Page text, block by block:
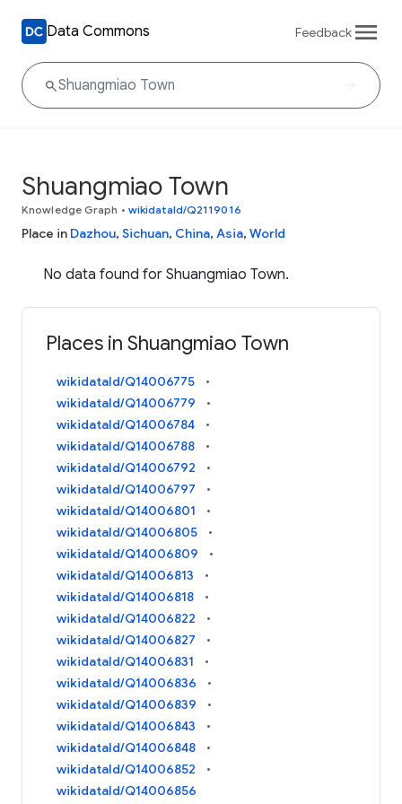
Data Commons Feedback
Shuangmiao Town
Knowledge Graph • wikidataId/Q2119016
Place in Dazhou, Sichuan, China, Asia, World
No data found for Shuangmiao Town.
Places in Shuangmiao Town
wikidataId/Q14006775
wikidataId/Q14006779
wikidataId/Q14006784
wikidataId/Q14006788
wikidataId/Q14006792
wikidataId/Q14006797
wikidataId/Q14006801
wikidataId/Q14006805
wikidataId/Q14006809
wikidataId/Q14006813
wikidataId/Q14006818
wikidataId/Q14006822
wikidataId/Q14006827
wikidataId/Q14006831
wikidataId/Q14006836
wikidataId/Q14006839
wikidataId/Q14006843
wikidataId/Q14006848
wikidataId/Q14006852
wikidataId/Q14006856